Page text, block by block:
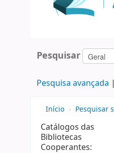
Pesquisar
Pesquisa avançada
Início › Pesquisar
Catálogos das
Bibliotecas
Cooperantes: